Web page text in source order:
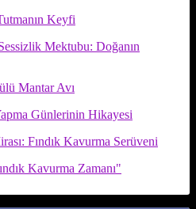
Keyfi
Mektubu: Doğanın
Mantar Avı
Günlerinin Hikayesi
Fındık Kavurma Serüveni
Kavurma Zamanı"